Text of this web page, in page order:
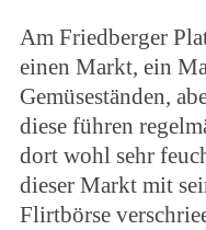
Am Friedberger
einen Markt, ein
Gemüseständen,
diese führen
dort wohl sehr
dieser Markt mit
Flirtbörse